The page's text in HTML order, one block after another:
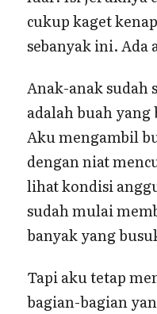
cukup kaget
sebanyak ini. Ada
Anak-anak sudah
adalah buah
Aku mengambil
dengan niat
lihat kondisi
sudah mulai
banyak yang
Tapi aku tetap
bagian-bagian